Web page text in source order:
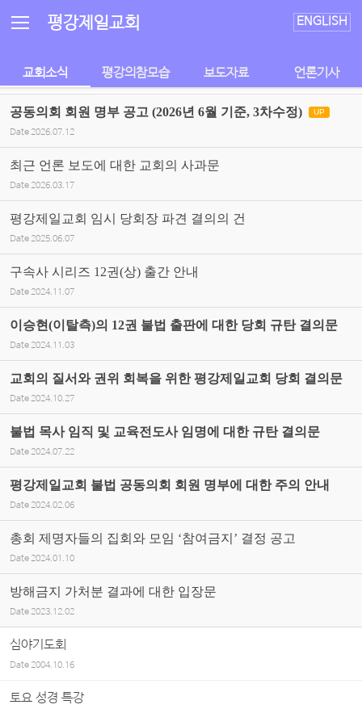
평강제일교회 ENGLISH
교회소식 평강의참모습 보도자료 언론기사
공동의회 회원 명부 공고 (2026년 6월 기준, 3차수정) UP
Date 2026.07.12
최근 언론 보도에 대한 교회의 사과문
Date 2026.03.17
평강제일교회 임시 당회장 파견 결의의 건
Date 2025.06.07
구속사 시리즈 12권(상) 출간 안내
Date 2024.11.07
이승현(이탈측)의 12권 불법 출판에 대한 당회 규탄 결의문
Date 2024.11.03
교회의 질서와 권위 회복을 위한 평강제일교회 당회 결의문
Date 2024.10.27
불법 목사 임직 및 교육전도사 임명에 대한 규탄 결의문
Date 2024.07.22
평강제일교회 불법 공동의회 회원 명부에 대한 주의 안내
Date 2024.02.06
총회 제명자들의 집회와 모임 ‘참여금지’ 결정 공고
Date 2024.01.10
방해금지 가처분 결과에 대한 입장문
Date 2023.12.02
심야기도회
Date2004.10.16
토요 성경 특강